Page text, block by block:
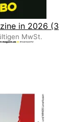
in 2026 (3
MwSt.